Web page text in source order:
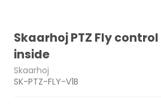
Skaarhoj PTZ Fly
inside
Skaarhoj
SK-PTZ-FLY-V1B